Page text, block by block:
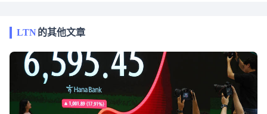
LTN的其他文章